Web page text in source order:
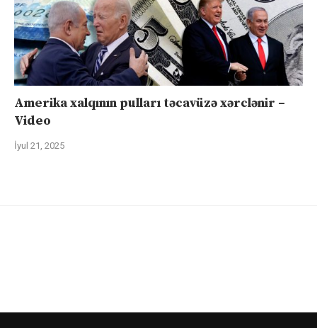
Amerika xalqının pulları təcavüzə xərclənir –
Video
İyul 21, 2025